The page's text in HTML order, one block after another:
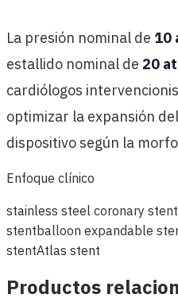
La presión nominal de 10
estallido nominal de 20
cardiólogos
optimizar la expansión
dispositivo según la
Enfoque clínico
stainless steel coronary stent
stent balloon expandable
stentAtlas stent
Productos